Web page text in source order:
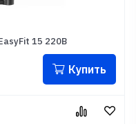
15 220В
Купить